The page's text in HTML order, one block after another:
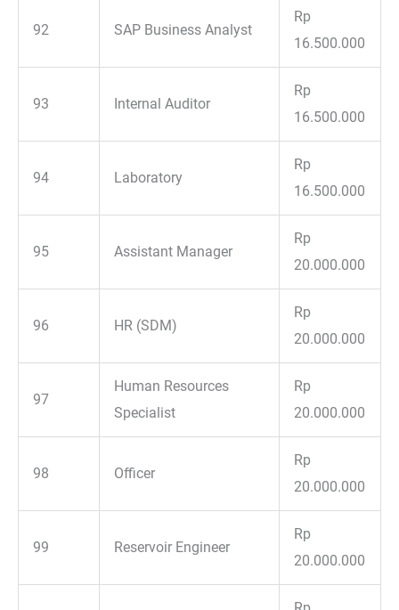
92 SAP Business Analyst
Rp
16.500.000
93 Internal Auditor
Rp
16.500.000
94 Laboratory
Rp
16.500.000
95 Assistant Manager
Rp
20.000.000
96 HR (SDM)
Rp
20.000.000
97
Human Resources
Specialist
Rp
20.000.000
98 Officer
Rp
20.000.000
99 Reservoir Engineer
Rp
20.000.000